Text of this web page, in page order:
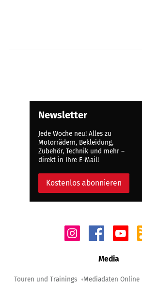
Newsletter
Jede Woche neu! Alles zu
Motorrädern, Bekleidung,
Zubehör, Technik und mehr –
direkt in Ihre E-Mail!
Kostenlos abonnieren
Media
Touren und Trainings Mediadaten Online